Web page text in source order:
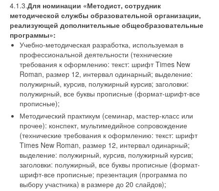
4.1.3.Для номинации «Методист, сотрудник
методической службы образовательной организации,
реализующей дополнительные общеобразовательные
программы»:
Учебно-методическая разработка, используемая в
профессиональной деятельности (технические
требования к оформлению: текст: шрифт Times New
Roman, размер 12, интервал одинарный; выделение:
полужирный, курсив, полужирный курсив; заголовки:
полужирный, все буквы прописные (формат-шрифт-все
прописные);
Методический практикум (семинар, мастер-класс или
прочее): конспект, мультимедийное сопровождение
(технические требования к оформлению: текст: шрифт
Times New Roman, размер 12, интервал одинарный;
выделение: полужирный, курсив, полужирный курсив;
заголовки: полужирный, все буквы прописные (формат-
шрифт-все прописные; презентация (программа по
выбору участника) в размере до 20 слайдов);